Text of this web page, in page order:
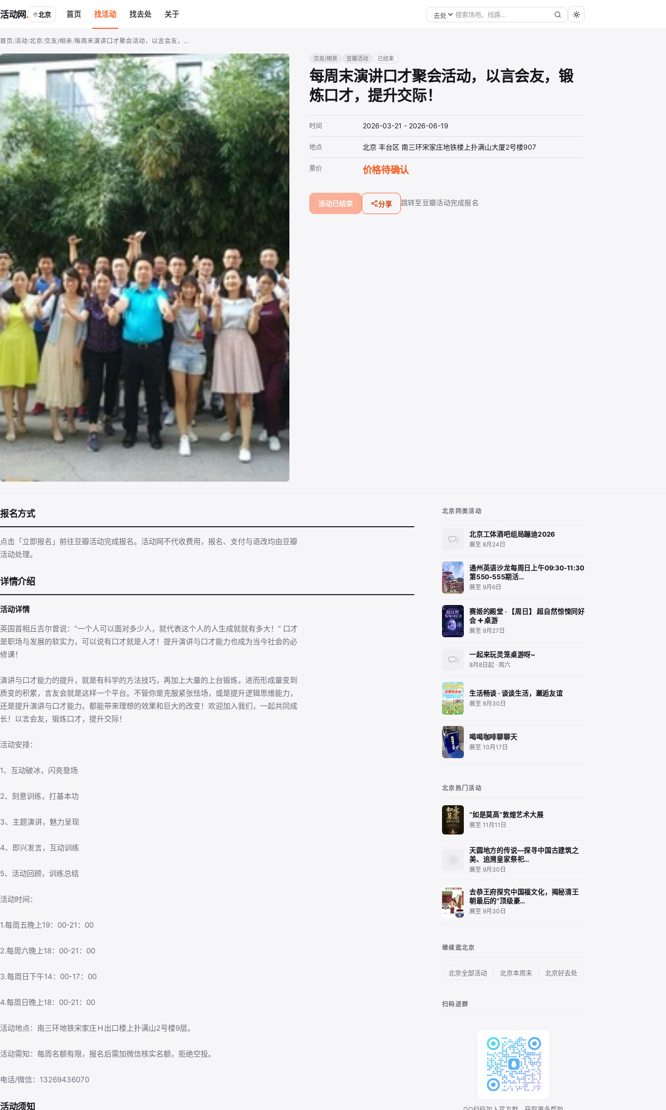
活动网 北京 首页 找活动 找去处 关于
首页/活动/北京/交友/相亲/每周末演讲口才聚会活动，以言会友，...
交友/相亲 豆瓣活动 已结束
每周末演讲口才聚会活动，以言会友，锻
炼口才，提升交际！
时间 2026-03-21 - 2026-06-19
地点 北京 丰台区 南三环宋家庄地铁楼上扑满山大厦2号楼907
票价 价格待确认
活动已结束 分享 跳转至豆瓣活动完成报名
报名方式
点击「立即报名」前往豆瓣活动完成报名。活动网不代收费用，报名、支付与退改均由豆瓣
活动处理。
详情介绍
活动详情
英国首相丘吉尔曾说：“一个人可以面对多少人，就代表这个人的人生成就就有多大！” 口才
是职场与发展的软实力，可以说有口才就是人才！提升演讲与口才能力也成为当今社会的必
修课！
演讲与口才能力的提升，就是有科学的方法技巧，再加上大量的上台锻炼，进而形成量变到
质变的积累，言友会就是这样一个平台。不管你是克服紧张怯场，或是提升逻辑思维能力，
还是提升演讲与口才能力。都能带来理想的效果和巨大的改变！欢迎加入我们，一起共同成
长！以言会友，锻炼口才，提升交际！
活动安排：
1、互动破冰，闪亮登场
2、刻意训练，打基本功
3、主题演讲，魅力呈现
4、即兴发言，互动训练
5、活动回顾，训练总结
活动时间：
1.每周五晚上19：00-21：00
2.每周六晚上18：00-21：00
3.每周日下午14：00-17：00
4.每周日晚上18：00-21：00
活动地点：南三环地铁宋家庄Ｈ出口楼上扑满山2号楼9层。
活动需知：每周名额有限，报名后需加微信核实名额，拒绝空投。
电话/微信：13269436070
活动须知
北京同类活动
北京工体酒吧组局蹦迪2026
展至 8月24日
通州英语沙龙每周日上午09:30-11:30
第550-555期活…
展至 9月6日
赛姬的殿堂 · 【周日】 超自然惊悚同好
会 ➕ 桌游
展至 9月27日
一起来玩灵笼桌游呀~
8月8日起 · 周六
生活畅谈 · 谈谈生活，邂逅友谊
展至 8月30日
喝喝咖啡聊聊天
展至 10月17日
北京热门活动
“如是莫高”敦煌艺术大展
展至 11月11日
天圆地方的传说—探寻中国古建筑之
美、追溯皇家祭祀…
展至 9月30日
去恭王府探究中国福文化，揭秘清王
朝最后的“顶级豪…
展至 9月30日
继续逛北京
北京全部活动 北京本周末 北京好去处
扫码进群